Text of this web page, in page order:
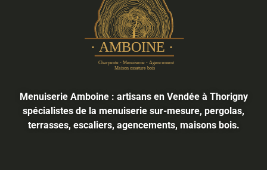
Menuiserie Amboine : artisans en Vendée à Thorigny
spécialistes de la menuiserie sur-mesure, pergolas,
terrasses, escaliers, agencements, maisons bois.